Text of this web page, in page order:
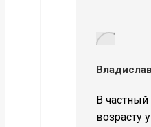
В
возрасту